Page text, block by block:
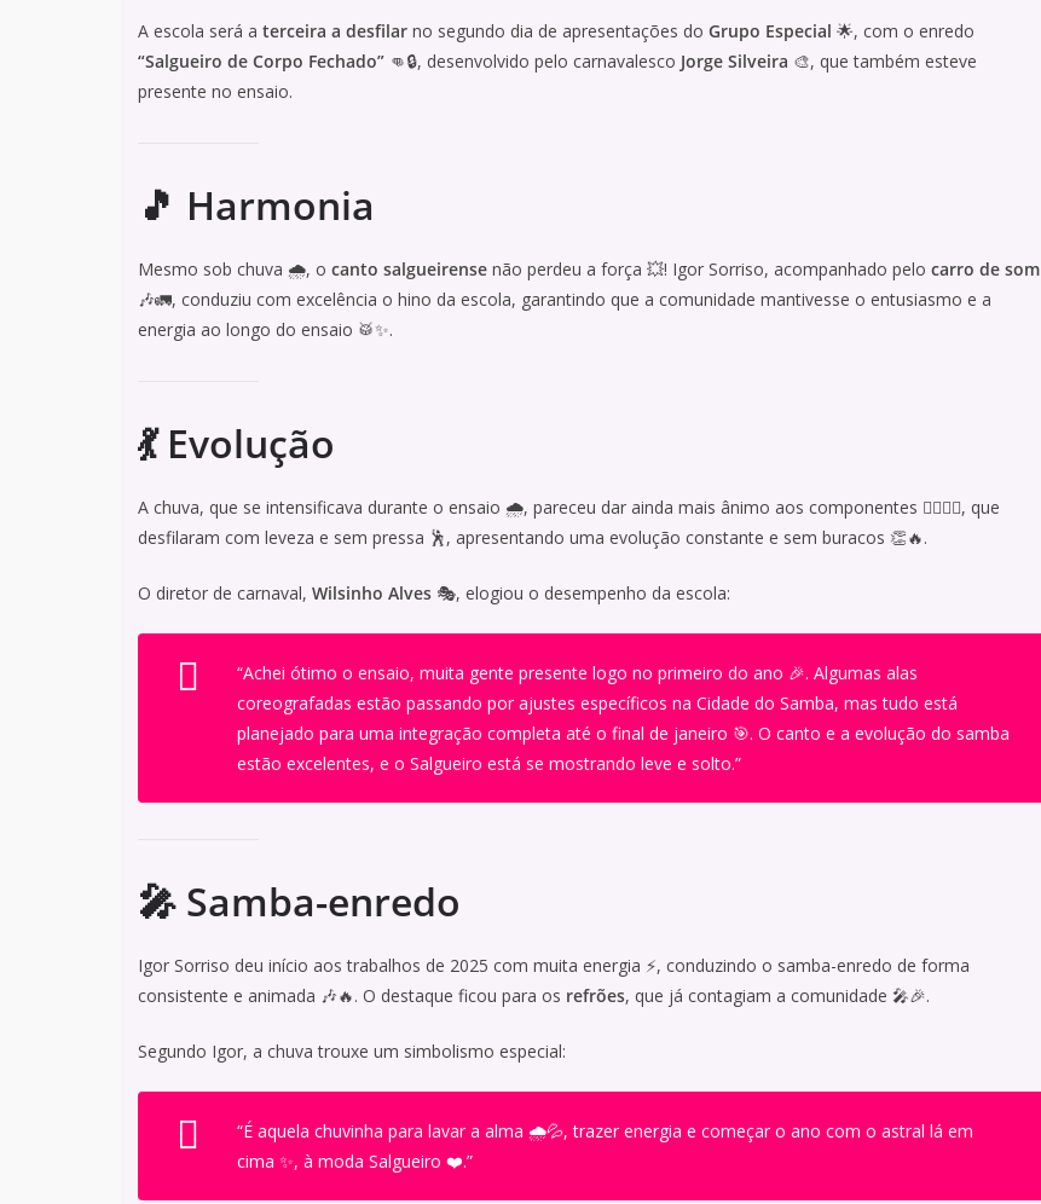
A escola será a terceira a desfilar no segundo dia de apresentações do Grupo Especial 🌟, com o enredo
“Salgueiro de Corpo Fechado” 👊🔒, desenvolvido pelo carnavalesco Jorge Silveira 🎨, que também esteve
presente no ensaio.
🎵 Harmonia
Mesmo sob chuva 🌧️, o canto salgueirense não perdeu a força 💥! Igor Sorriso, acompanhado pelo carro de som
🎶🚛, conduziu com excelência o hino da escola, garantindo que a comunidade mantivesse o entusiasmo e a
energia ao longo do ensaio 🥁✨.
💃 Evolução
A chuva, que se intensificava durante o ensaio 🌧️, pareceu dar ainda mais ânimo aos componentes 🚶‍♀️🚶‍♂️, que
desfilaram com leveza e sem pressa 🕺, apresentando uma evolução constante e sem buracos 👏🔥.
O diretor de carnaval, Wilsinho Alves 🎭, elogiou o desempenho da escola:
“Achei ótimo o ensaio, muita gente presente logo no primeiro do ano 🎉. Algumas alas
coreografadas estão passando por ajustes específicos na Cidade do Samba, mas tudo está
planejado para uma integração completa até o final de janeiro 🎯. O canto e a evolução do samba
estão excelentes, e o Salgueiro está se mostrando leve e solto.”
🎤 Samba-enredo
Igor Sorriso deu início aos trabalhos de 2025 com muita energia ⚡, conduzindo o samba-enredo de forma
consistente e animada 🎶🔥. O destaque ficou para os refrões, que já contagiam a comunidade 🎤🎉.
Segundo Igor, a chuva trouxe um simbolismo especial:
“É aquela chuvinha para lavar a alma 🌧️💦, trazer energia e começar o ano com o astral lá em
cima ✨, à moda Salgueiro ❤️.”